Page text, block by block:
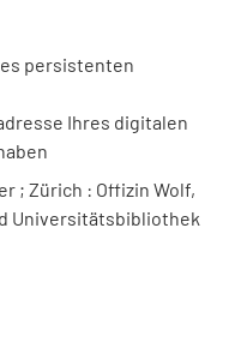
persistenten
Ihres digitalen
; Zürich : Offizin Wolf,
Universitätsbibliothek